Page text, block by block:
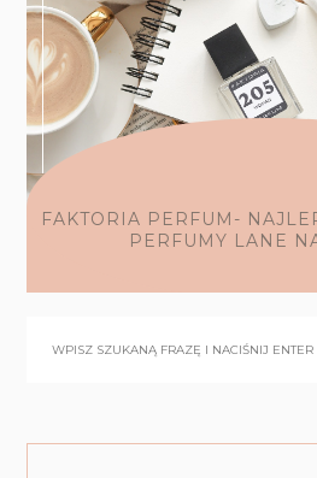
FAKTORIA PERFUM-
PERFUMY LANE